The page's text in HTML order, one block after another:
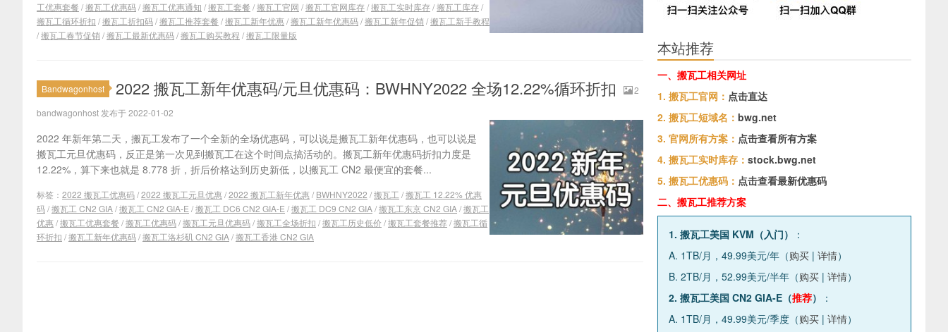
工优惠套餐 /搬瓦工优惠码/搬瓦工优惠通知 /搬瓦工套餐 /搬瓦工官网 /搬瓦工官网库存/搬瓦工实时库存/搬瓦工库存/
搬瓦工循环折扣 /搬瓦工折扣码/搬瓦工推荐套餐 /搬瓦工新年优惠/搬瓦工新年优惠码/搬瓦工新年促销 /搬瓦工新手教程
/搬瓦工春节促销 /搬瓦工最新优惠码/搬瓦工购买教程 /搬瓦工限量版
Bandwagonhost 2022 搬瓦工新年优惠码/元旦优惠码：BWHNY2022 全场12.22%循环折扣
2
bandwagonhost 发布于 2022-01-02
2022 年新年第二天，搬瓦工发布了一个全新的全场优惠码，可以说是搬瓦工新年优惠码，也可以说是
搬瓦工元旦优惠码，反正是第一次见到搬瓦工在这个时间点搞活动的。搬瓦工新年优惠码折扣力度是
12.22%，算下来也就是 8.778 折，折后价格达到历史新低，以搬瓦工 CN2 最便宜的套餐...
标签： 2022 搬瓦工优惠码/2022 搬瓦工元旦优惠/2022 搬瓦工新年优惠/ BWHNY2022 /搬瓦工 /搬瓦工 12.22% 优惠
码/搬瓦工 CN2 GIA/搬瓦工 CN2 GIA-E /搬瓦工 DC6 CN2 GIA-E /搬瓦工 DC9 CN2 GIA/搬瓦工东京 CN2 GIA/搬瓦工
优惠/搬瓦工优惠套餐 /搬瓦工优惠码/搬瓦工元旦优惠码/搬瓦工全场折扣 /搬瓦工历史低价 /搬瓦工套餐推荐/搬瓦工循
环折扣 /搬瓦工新年优惠码/搬瓦工洛杉矶 CN2 GIA/搬瓦工香港 CN2 GIA
本站推荐
一、搬瓦工相关网址
1. 搬瓦工官网： 点击直达
2. 搬瓦工短域名： bwg.net
3. 官网所有方案： 点击查看所有方案
4. 搬瓦工实时库存： stock.bwg.net
5. 搬瓦工优惠码： 点击查看最新优惠码
二、搬瓦工推荐方案
1. 搬瓦工美国 KVM（入门）
：
A. 1TB/月，49.99美元/年（购买 | 详情）
B. 2TB/月，52.99美元/半年（购买 | 详情）
2. 搬瓦工美国 CN2 GIA-E（推荐）
：
A. 1TB/月，49.99美元/季度（购买 | 详情）